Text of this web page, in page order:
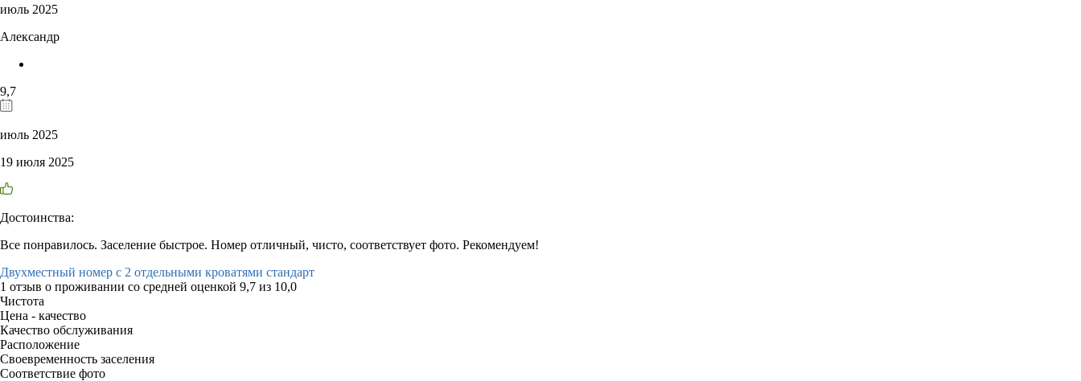
июль 2025
Александр
9,7
июль 2025
19 июля 2025
Достоинства:
Все понравилось. Заселение быстрое. Номер отличный, чисто, соответствует фото. Рекомендуем!
Двухместный номер с 2 отдельными кроватями стандарт
1 отзыв о проживании со средней оценкой 9,7 из 10,0
Чистота
Цена - качество
Качество обслуживания
Расположение
Своевременность заселения
Соответствие фото